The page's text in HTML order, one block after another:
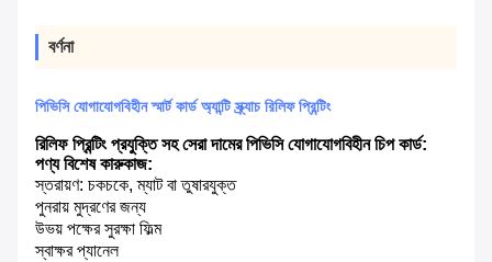
বর্ণনা
পিভিসি যোগাযোগবিহীন স্মার্ট কার্ড অ্যান্টি স্ক্র্যাচ রিলিফ প্রিন্টিং
রিলিফ প্রিন্টিং প্রযুক্তি সহ সেরা দামের পিভিসি যোগাযোগবিহীন চিপ কার্ড:
পণ্য বিশেষ কারুকাজ:
স্তরায়ণ: চকচকে, ম্যাট বা তুষারযুক্ত
পুনরায় মুদ্রণের জন্য
উভয় পক্ষের সুরক্ষা ফিল্ম
স্বাক্ষর প্যানেল